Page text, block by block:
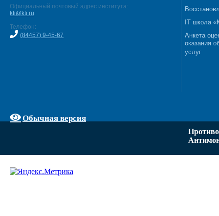
Официальный почтовый адрес института:
kti@kti.ru
Телефон:
(84457) 9-45-67
Обычная версия
IT школа
Анкета
оказания
услуг